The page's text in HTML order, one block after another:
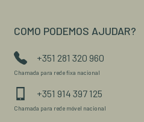
COMO PODEMOS AJUDAR?
+351 281 320 960
Chamada para rede fixa nacional
+351 914 397 125
Chamada para rede móvel nacional